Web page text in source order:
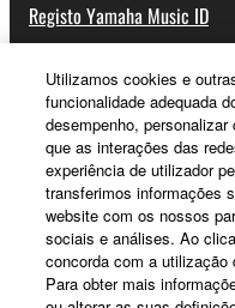
Registo Yamaha Music ID
Sobre a Yamaha
Portugal - Portuguese
Negócio
Utilizamos cookies e
funcionalidade adequada
desempenho,
que as interações das
experiência de utilizador
transferimos informações
website com os nossos
sociais e análises. Ao
concorda com a
Para obter mais